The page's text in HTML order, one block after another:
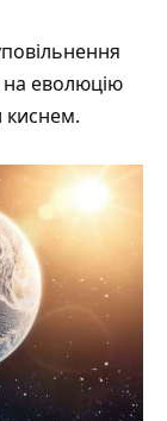
еволюцію
киснем.